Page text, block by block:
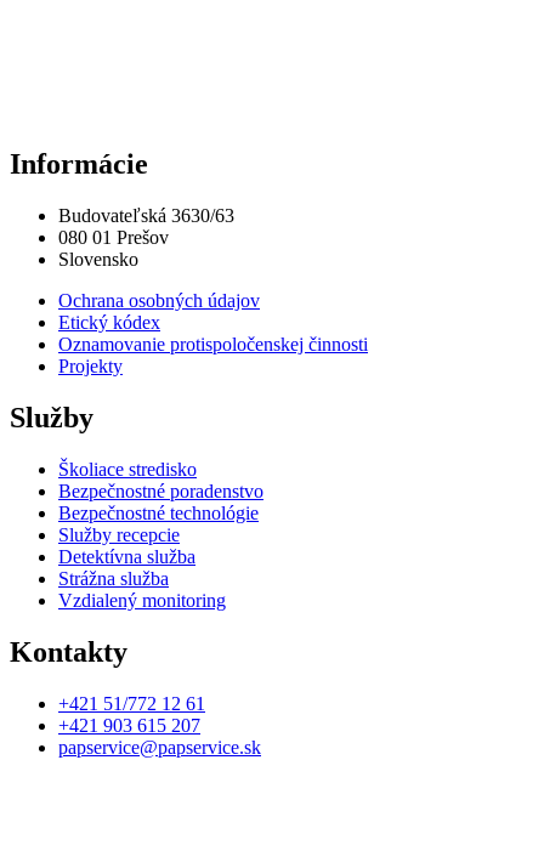
Informácie
Budovateľská 3630/63
080 01 Prešov
Slovensko
Ochrana osobných údajov
Etický kódex
Oznamovanie protispoločenskej činnosti
Projekty
Služby
Školiace stredisko
Bezpečnostné poradenstvo
Bezpečnostné technológie
Služby recepcie
Detektívna služba
Strážna služba
Vzdialený monitoring
Kontakty
+421 51/772 12 61
+421 903 615 207
papservice@papservice.sk